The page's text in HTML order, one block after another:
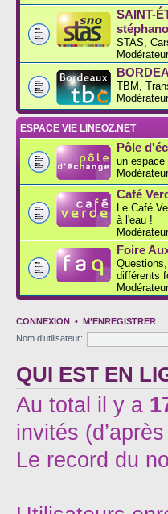
SAINT-
STAS,
TBM,
ESPACE VIE LINEOZ.NET
Pôle
un espace
Café
Le Café
à l'eau !
Foire
différents
CONNEXION • M’ENREGISTRER
Nom d’utilisateur:
QUI EST EN
Au total il y a
invités
Le record du